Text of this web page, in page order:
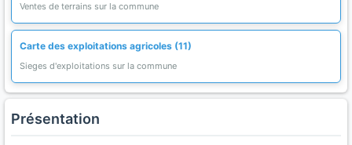
Ventes de terrains sur la commune
Carte des exploitations agricoles (11)
Sieges d'exploitations sur la commune
Présentation